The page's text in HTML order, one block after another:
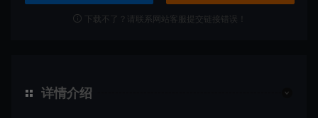
下载不了？请联系网站客服提交链接错误！
详情介绍